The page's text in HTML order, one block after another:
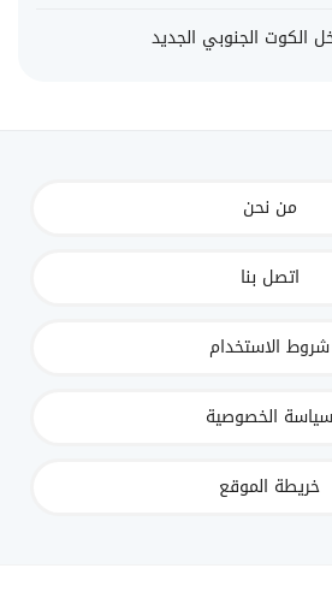
الكوت الجنوبي الجديد
من نحن
اتصل بنا
شروط الاستخدام
سياسة الخصوصية
خريطة الموقع